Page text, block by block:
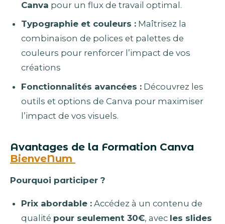
Canva pour un flux de travail optimal.
Typographie et couleurs :Maîtrisez la
combinaison de polices et palettes de
couleurs pour renforcer l’impact de vos
créations
Fonctionnalités avancées :Découvrez les
outils et options de Canva pour maximiser
l’impact de vos visuels.
Avantages de la Formation Canva
BienveNum
Pourquoi participer ?
Prix abordable :Accédez à un contenu de
qualité pour seulement 30€, avec les slides